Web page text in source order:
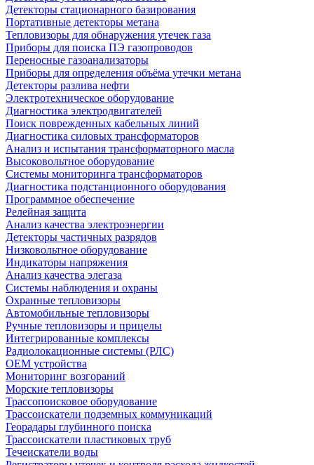
Детекторы стационарного базирования
Портативные детекторы метана
Тепловизоры для обнаружения утечек газа
Приборы для поиска ПЭ газопроводов
Переносные газоанализаторы
Приборы для определения объёма утечки метана
Детекторы разлива нефти
Электротехническое оборудование
Диагностика электродвигателей
Поиск поврежденных кабельных линий
Диагностика силовых трансформаторов
Анализ и испытания трансформаторного масла
Высоковольтное оборудование
Системы мониторинга трансформаторов
Диагностика подстанционного оборудования
Программное обеспечение
Релейная защита
Анализ качества электроэнергии
Детекторы частичных разрядов
Низковольтное оборудование
Индикаторы напряжения
Анализ качества элегаза
Системы наблюдения и охраны
Охранные тепловизоры
Автомобильные тепловизоры
Ручные тепловизоры и прицелы
Интегрированные комплексы
Радиолокационные системы (РЛС)
OEM устройства
Мониторинг возгораний
Морские тепловизоры
Трассопоисковое оборудование
Трассоискатели подземных коммуникаций
Георадары глубинного поиска
Трассоискатели пластиковых труб
Течеискатели воды